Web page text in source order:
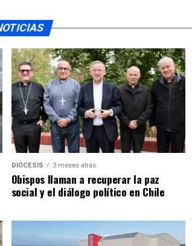
DIÓCESIS 3 meses atrás
Obispos llaman a recuperar la paz
social y el diálogo político en Chile